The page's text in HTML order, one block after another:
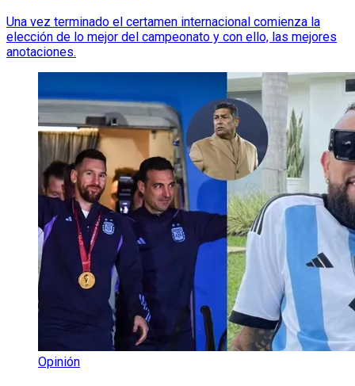
Una vez terminado el certamen internacional comienza la
elección de lo mejor del campeonato y con ello, las mejores
anotaciones.
Opinión